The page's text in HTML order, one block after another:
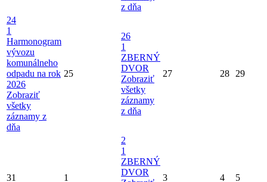
z dňa
24
1
Harmonogram
vývozu
komunálneho
odpadu na rok
2026
Zobraziť
všetky
záznamy z
dňa
25
26
1
ZBERNÝ
DVOR
Zobraziť
všetky
záznamy
z dňa
27 28 29
31 1
2
1
ZBERNÝ
DVOR
3 4 5